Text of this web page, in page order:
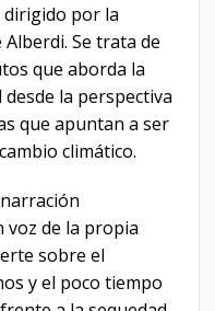
dirigido por la
Se trata de
que aborda la
la perspectiva
que apuntan a ser
climático.
voz de la propia
sobre el
y el poco tiempo